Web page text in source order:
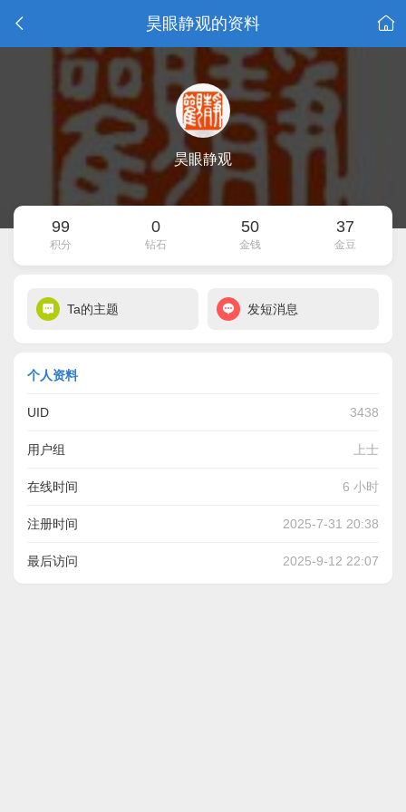
昊眼静观的资料
昊眼静观
99
积分
0
钻石
50
金钱
37
金豆
Ta的主题 发短消息
个人资料
UID 3438
用户组 上士
在线时间 6 小时
注册时间 2025-7-31 20:38
最后访问 2025-9-12 22:07